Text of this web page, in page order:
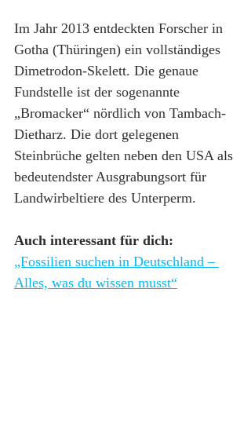
Im Jahr 2013 entdeckten Forscher in
Gotha (Thüringen) ein vollständiges
Dimetrodon-Skelett. Die genaue
Fundstelle ist der sogenannte
„Bromacker“ nördlich von Tambach-
Dietharz. Die dort gelegenen
Steinbrüche gelten neben den USA als
bedeutendster Ausgrabungsort für
Landwirbeltiere des Unterperm.
Auch interessant für dich:
„Fossilien suchen in Deutschland –
Alles, was du wissen musst“